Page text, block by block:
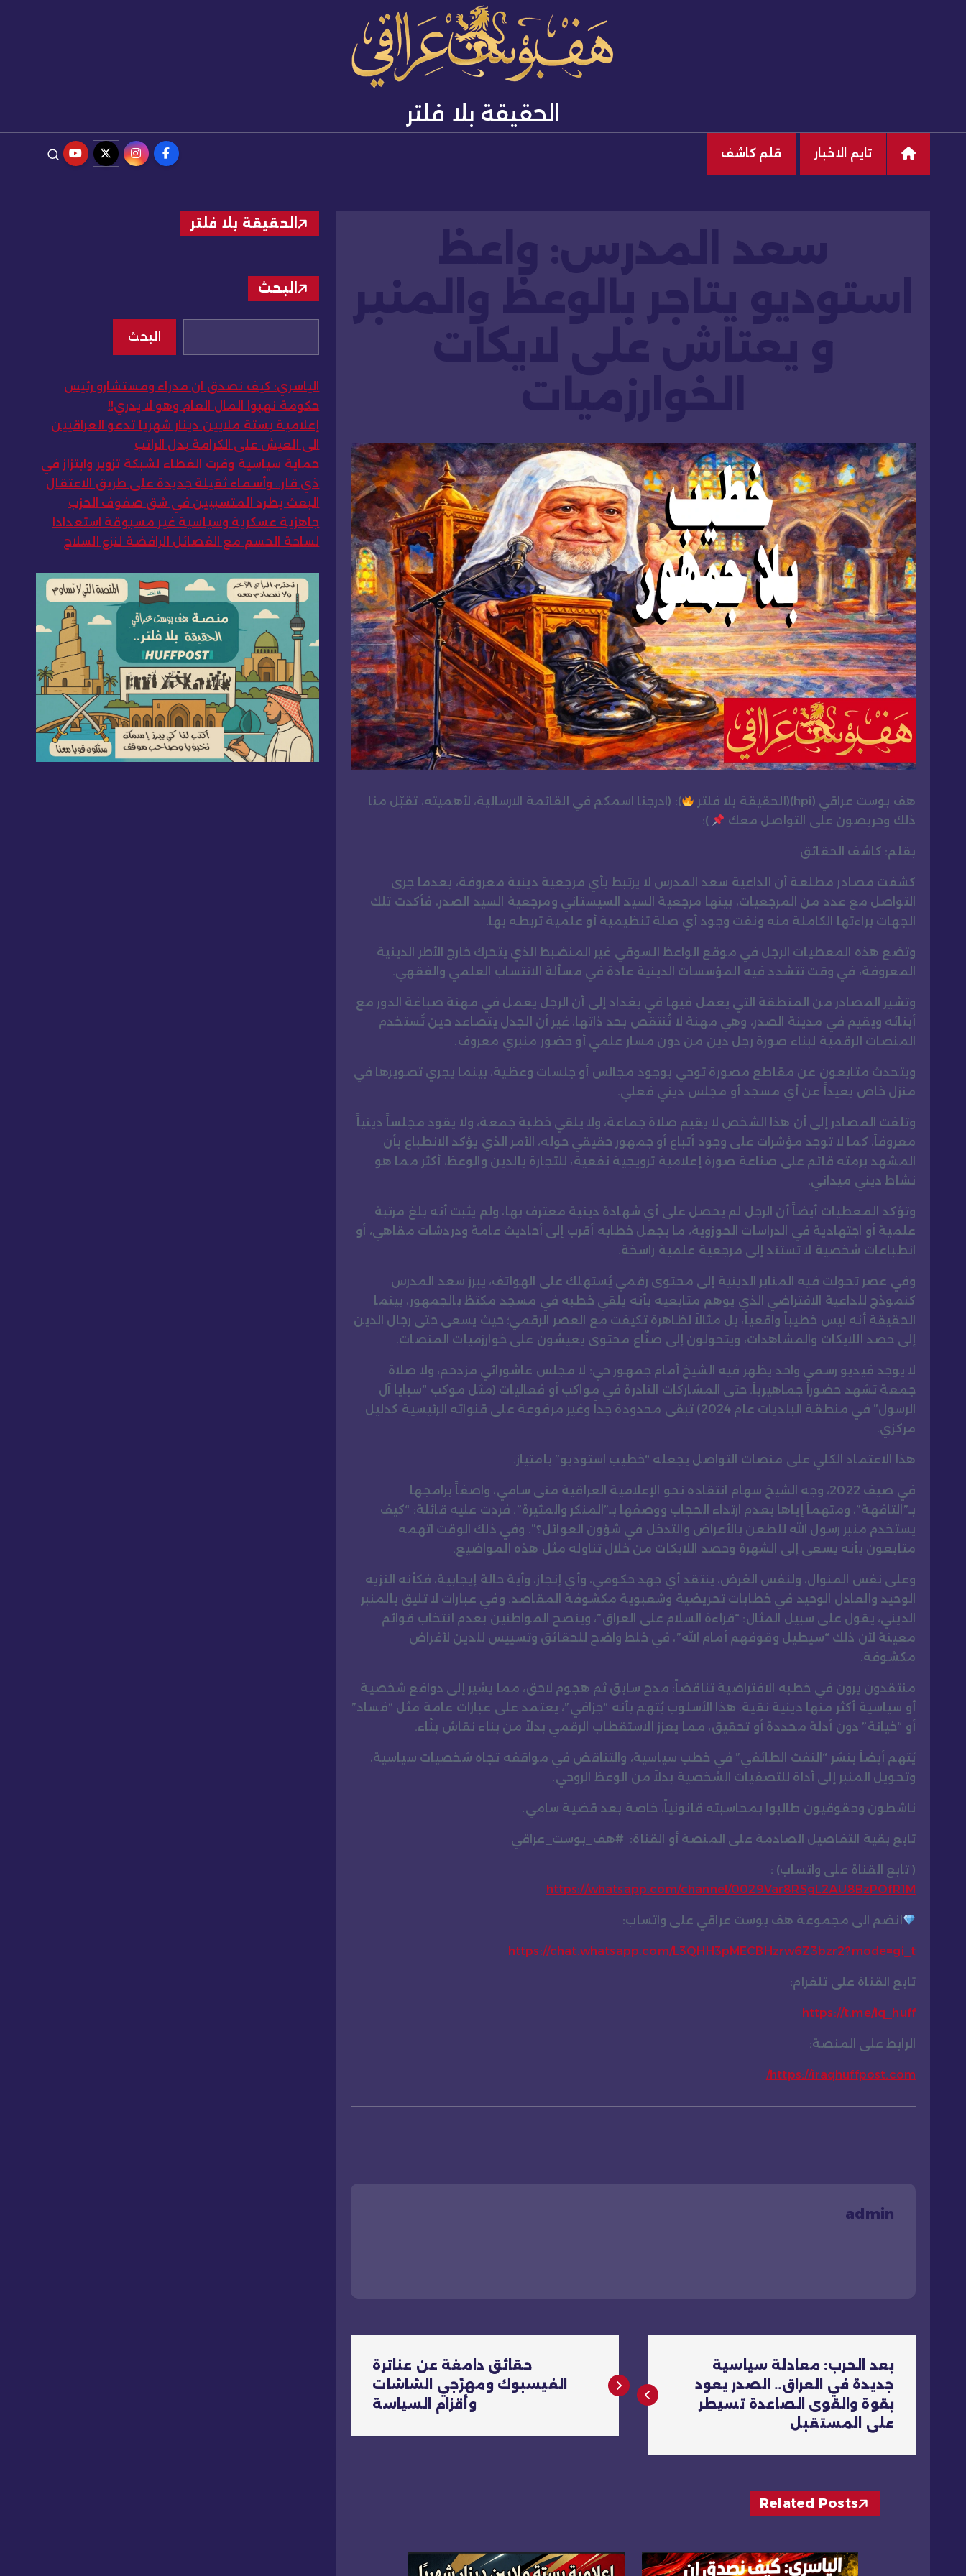
الحقيقة بلا فلتر
تايم الاخبار قلم كاشف
سعد المدرس: واعظ
استوديو يتاجر بالوعظ والمنبر
و يعتاش على لايكات
هف بوست عراقي (hpi)(الحقيقة بلا فلتر
): (ادرجنا اسمكم في القائمة الارسالية، لأهميته، تقبّل منا
ذلك وحريصون على التواصل معك
):
بقلم: كاشف الحقائق
كشفت مصادر مطلعة أن الداعية سعد المدرس لا يرتبط بأي مرجعية دينية معروفة، بعدما جرى
التواصل مع عدد من المرجعيات، بينها مرجعية السيد السيستاني ومرجعية السيد الصدر، فأكدت تلك
الجهات براءتها الكاملة منه ونفت وجود أي صلة تنظيمية أو علمية تربطه بها.
وتضع هذه المعطيات الرجل في موقع الواعظ السوقي غير المنضبط الذي يتحرك خارج الأطر الدينية
المعروفة، في وقت تتشدد فيه المؤسسات الدينية عادة في مسألة الانتساب العلمي والفقهي.
وتشير المصادر من المنطقة التي يعمل فيها في بغداد إلى أن الرجل يعمل في مهنة صباغة الدور مع
أبنائه ويقيم في مدينة الصدر، وهي مهنة لا تُنتقص بحد ذاتها، غير أن الجدل يتصاعد حين تُستخدم
المنصات الرقمية لبناء صورة رجل دين من دون مسار علمي أو حضور منبري معروف.
ويتحدث متابعون عن مقاطع مصورة توحي بوجود مجالس أو جلسات وعظية، بينما يجري تصويرها في
منزل خاص بعيداً عن أي مسجد أو مجلس ديني فعلي.
وتلفت المصادر إلى أن هذا الشخص لا يقيم صلاة جماعة، ولا يلقي خطبة جمعة، ولا يقود مجلساً دينياً
معروفاً، كما لا توجد مؤشرات على وجود أتباع أو جمهور حقيقي حوله، الأمر الذي يؤكد الانطباع بأن
المشهد برمته قائم على صناعة صورة إعلامية ترويجية نفعية، للتجارة بالدين والوعظ، أكثر مما هو
نشاط ديني ميداني.
وتؤكد المعطيات أيضاً أن الرجل لم يحصل على أي شهادة دينية معترف بها، ولم يثبت أنه بلغ مرتبة
علمية أو اجتهادية في الدراسات الحوزوية، ما يجعل خطابه أقرب إلى أحاديث عامة ودردشات مقاهي، أو
انطباعات شخصية لا تستند إلى مرجعية علمية راسخة.
وفي عصر تحولت فيه المنابر الدينية إلى محتوى رقمي يُستهلك على الهواتف، يبرز سعد المدرس
كنموذج للداعية الافتراضي الذي يوهم متابعيه بأنه يلقي خطبه في مسجد مكتظ بالجمهور، بينما
الحقيقة أنه ليس خطيباً واقعياً، بل مثالاً لظاهرة تكيفت مع العصر الرقمي؛ حيث يسعى حتى رجال الدين
إلى حصد اللايكات والمشاهدات، ويتحولون إلى صنّاع محتوى يعيشون على خوارزميات المنصات.
لا يوجد فيديو رسمي واحد يظهر فيه الشيخ أمام جمهور حي: لا مجلس عاشورائي مزدحم، ولا صلاة
جمعة تشهد حضوراً جماهيرياً. حتى المشاركات النادرة في مواكب أو فعاليات (مثل موكب “سبايا آل
الرسول” في منطقة البلديات عام 2024) تبقى محدودة جداً وغير مرفوعة على قنواته الرئيسية كدليل
مركزي.
هذا الاعتماد الكلي على منصات التواصل يجعله “خطيب استوديو” بامتياز.
في صيف 2022، وجه الشيخ سهام انتقاده نحو الإعلامية العراقية منى سامي، واصفاً برامجها
بـ”التافهة”، ومتهماً إياها بعدم ارتداء الحجاب ووصفها بـ”المنكر والمثيرة”. فردت عليه قائلة: “كيف
يستخدم منبر رسول الله للطعن بالأعراض والتدخل في شؤون العوائل؟”. وفي ذلك الوقت اتهمه
متابعون بأنه يسعى إلى الشهرة وحصد اللايكات من خلال تناوله مثل هذه المواضيع.
وعلى نفس المنوال، ولنفس الغرض، ينتقد أي جهد حكومي، وأي إنجاز، وأية حالة إيجابية، فكأنه النزيه
الوحيد والعادل الوحيد في خطابات تحريضية وشعبوية مكشوفة المقاصد. وفي عبارات لا تليق بالمنبر
الديني، يقول على سبيل المثال: “قراءة السلام على العراق”، وينصح المواطنين بعدم انتخاب قوائم
معينة لأن ذلك “سيطيل وقوفهم أمام الله”، في خلط واضح للحقائق وتسييس للدين لأغراض
مكشوفة.
منتقدون يرون في خطبه الافتراضية تناقضاً: مدح سابق ثم هجوم لاحق، مما يشير إلى دوافع شخصية
أو سياسية أكثر منها دينية نقية. هذا الأسلوب يُتهم بأنه “جزافي”، يعتمد على عبارات عامة مثل “فساد”
أو “خيانة” دون أدلة محددة أو تحقيق، مما يعزز الاستقطاب الرقمي بدلاً من بناء نقاش بنّاء.
يُتهم أيضاً بنشر “النفث الطائفي” في خطب سياسية، والتناقض في مواقفه تجاه شخصيات سياسية،
وتحويل المنبر إلى أداة للتصفيات الشخصية بدلاً من الوعظ الروحي.
ناشطون وحقوقيون طالبوا بمحاسبته قانونياً، خاصة بعد قضية سامي.
تابع بقية التفاصيل الصادمة على المنصة أو القناة: #هف_بوست_عراقي
( تابع القناة على واتساب) :
https://whatsapp.com/channel/0029Var8RSgL2AU8BzPOfR1M
انضم الى مجموعة هف بوست عراقي على واتساب:
https://chat.whatsapp.com/L3QHH3pMECBHzrw6Z3bzr2?mode=gi_t
تابع القناة على تلغرام:
https://t.me/iq_huff
الرابط على المنصة:
https://iraqhuffpost.com/
admin
ص
فّ
بعد الحرب: معادلة سياسية
جديدة في العراق.. الصدر يعود
بقوة والقوى الصاعدة تسيطر
على المستقبل
حقائق دامغة عن عناترة
الفيسبوك ومهرّجي الشاشات
وأقزام السياسة
Related Posts
الحقيقة بلا فلتر
البحث
البحث
الياسري: كيف نصدق ان مدراء ومستشارو رئيس
حكومة نهبوا المال العام وهو لا يدري!!
إعلامية بستة ملايين دينار شهريا تدعو العراقيين
الى العيش على الكرامة بدل الراتب
حماية سياسية وفرت الغطاء لشبكة تزوير وابتزاز في
ذي قار.. وأسماء ثقيلة جديدة على طريق الاعتقال
البعث يطرد المتسببين في شق صفوف الحزب
جاهزية عسكرية وسياسية غير مسبوقة استعدادا
لساحة الحسم مع الفصائل الرافضة لنزع السلاح